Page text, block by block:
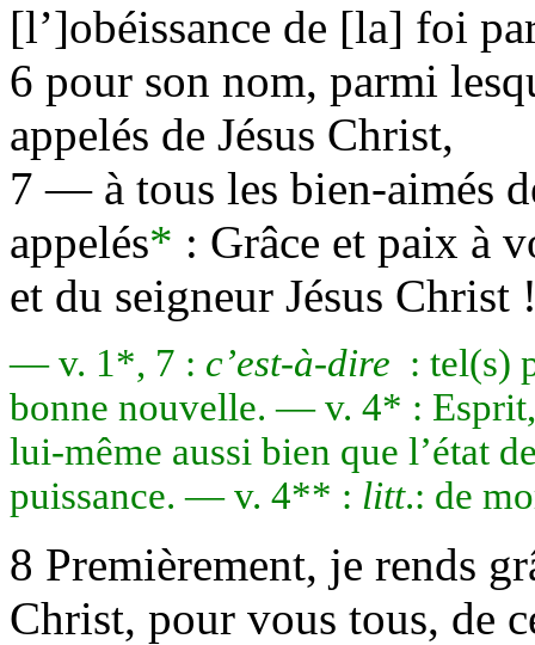
[l’]obéissance de [la] foi
6 pour son nom, parmi
appelés de Jésus Christ,
7 — à tous les bien-aimés
appelés* : Grâce et paix à
et du seigneur Jésus Christ
— v. 1*, 7 : c’est-à-dire : tel(s)
bonne nouvelle. — v. 4* :
lui-même aussi bien que l’état
puissance. — v. 4** : litt.: de
8 Premièrement, je rends
Christ, pour vous tous, de